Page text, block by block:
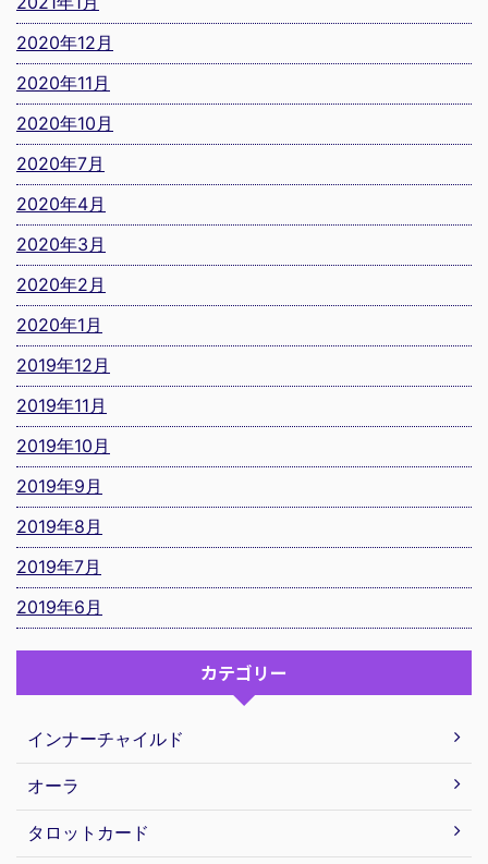
2020年12月
2020年11月
2020年10月
2020年7月
2020年4月
2020年3月
2020年2月
2020年1月
2019年12月
2019年11月
2019年10月
2019年9月
2019年8月
2019年7月
2019年6月
カテゴリー
インナーチャイルド
オーラ
タロットカード